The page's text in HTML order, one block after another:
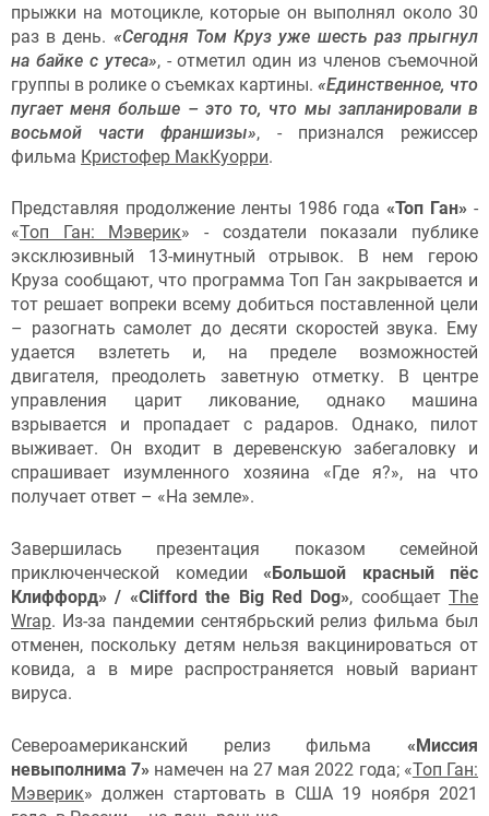
прыжки на мотоцикле, которые он выполнял около 30
раз в день. «Сегодня Том Круз уже шесть раз прыгнул
на байке с утеса», - отметил один из членов съемочной
группы в ролике о съемках картины. «Единственное, что
пугает меня больше – это то, что мы запланировали в
восьмой части франшизы», - признался режиссер
фильма Кристофер МакКуорри.
Представляя продолжение ленты 1986 года«Топ Ган» -
«Топ Ган: Мэверик» - создатели показали публике
эксклюзивный 13-минутный отрывок. В нем герою
Круза сообщают, что программа Топ Ган закрывается и
тот решает вопреки всему добиться поставленной цели
– разогнать самолет до десяти скоростей звука. Ему
удается взлететь и, на пределе возможностей
двигателя, преодолеть заветную отметку. В центре
управления царит ликование, однако машина
взрывается и пропадает с радаров. Однако, пилот
выживает. Он входит в деревенскую забегаловку и
спрашивает изумленного хозяина «Где я?», на что
получает ответ – «На земле».
Завершилась презентация показом семейной
приключенческой комедии «Большой красный пёс
Клиффорд» / «Clifford the Big Red Dog», сообщает The
Wrap. Из-за пандемии сентябрьский релиз фильма был
отменен, поскольку детям нельзя вакцинироваться от
ковида, а в мире распространяется новый вариант
вируса.
Североамериканский релиз фильма «Миссия
невыполнима 7» намечен на 27 мая 2022 года; «Топ Ган:
Мэверик» должен стартовать в США 19 ноября 2021